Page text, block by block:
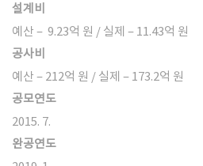
설계비
예산 – 9.23억 원 / 실제 – 11.43억 원
공사비
예산 – 212억 원 / 실제 – 173.2억 원
공모연도
2015. 7.
완공연도